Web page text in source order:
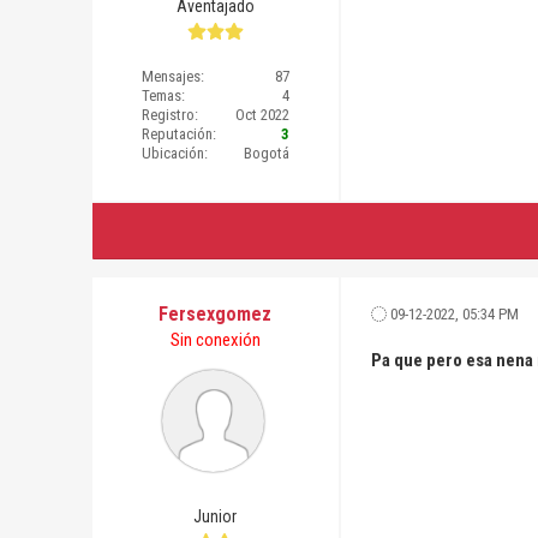
Aventajado
Mensajes:
87
Temas:
4
Registro:
Oct 2022
Reputación:
3
Ubicación:
Bogotá
Fersexgomez
Sin conexión
Junior
09-12-2022, 05:34 PM
Pa que pero esa